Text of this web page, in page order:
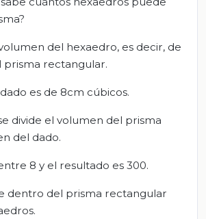
del hexaedro, es decir, de
prisma rectangular.
es de 8cm cúbicos.
divide el volumen del prisma
del dado.
8 y el resultado es 300.
dentro del prisma rectangular